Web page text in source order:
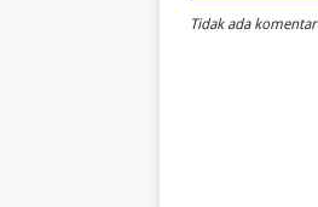
Tidak ada komentar